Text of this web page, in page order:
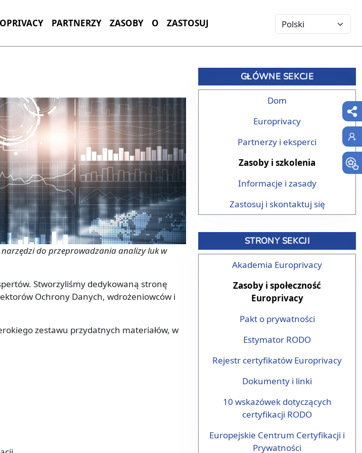
PARTNERZY ZASOBY O ZASTOSUJ Select your language
narzędzi do przeprowadzania analizy luk w
Stworzyliśmy dedykowaną stronę
Ochrony Danych, wdrożeniowców i
zestawu przydatnych materiałów, w
GŁÓWNE SEKCJE
Dom
Europrivacy
Partnerzy i eksperci
Zasoby i szkolenia
Informacje i zasady
Zastosuj i skontaktuj się
STRONY SEKCJI
Akademia Europrivacy
Zasoby i społeczność
Europrivacy
Pakt o prywatności
Estymator RODO
Rejestr certyfikatów Europrivacy
Dokumenty i linki
10 wskazówek dotyczących
certyfikacji RODO
Europejskie Centrum Certyfikacji i
Prywatności